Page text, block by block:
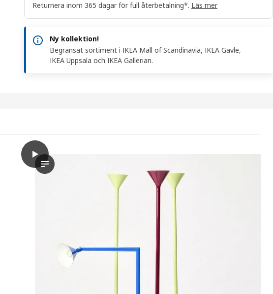
Returnera inom 365 dagar för full återbetalning*. Läs mer
Ny kollektion!
Begränsat sortiment i IKEA Mall of Scandinavia, IKEA Gävle,
IKEA Uppsala och IKEA Gallerian.
play
I videon ser vi en produktdemonstration av en IKEA PS 2026
IKEA PS 2026 Golvlampa uppljus, gul, 182 cm